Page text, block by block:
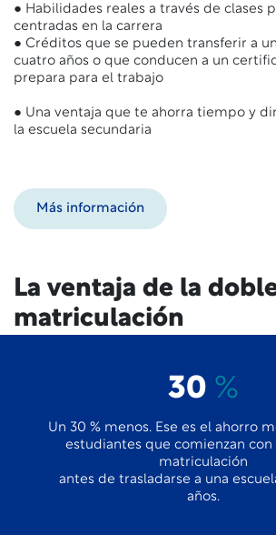
● Habilidades reales a través de clases
centradas en la carrera
● Créditos que se pueden transferir a
cuatro años o que conducen a un
prepara para el trabajo
● Una ventaja que te ahorra tiempo y
la escuela secundaria
Más información
La ventaja de la
matriculación
30 %
Un 30 % menos. Ese es el ahorro
estudiantes que comienzan con
matriculación
antes de trasladarse a una
años.